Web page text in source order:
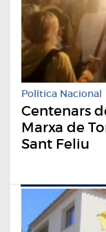
Política Nacional
Centenars
Marxa de
Sant Feliu